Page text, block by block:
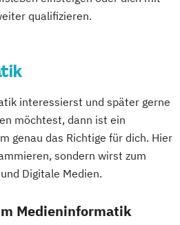
qualifizieren.
interessierst und später gerne
möchtest, dann ist ein
genau das Richtige für dich. Hier
sondern wirst zum
Digitale Medien.
Medieninformatik